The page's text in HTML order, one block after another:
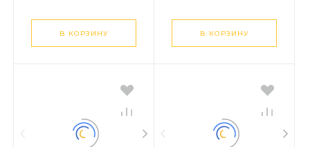
В КОРЗИНУ В КОРЗИНУ